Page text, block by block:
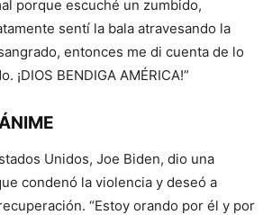
porque escuché un zumbido,
sentí la bala atravesando la
entonces me di cuenta de lo
¡DIOS BENDIGA AMÉRICA!”
Unidos, Joe Biden, dio una
condenó la violencia y deseó a
“Estoy orando por él y por